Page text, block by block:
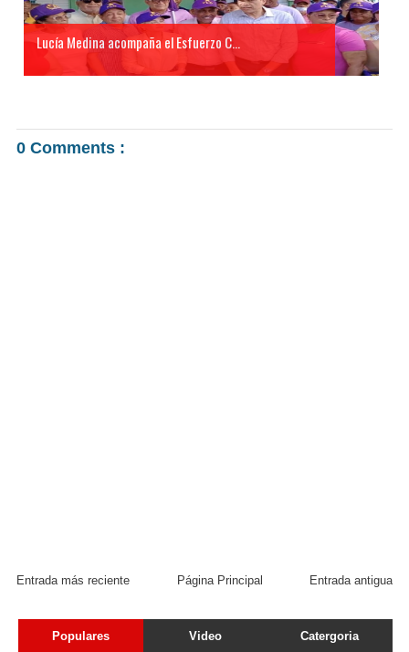
Lucía Medina acompaña el Esfuerzo C...
0 Comments :
Entrada más reciente Entrada antigua
Página Principal
Populares Video Catergoria